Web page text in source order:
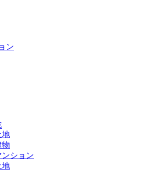
ン
地
物
ション
地